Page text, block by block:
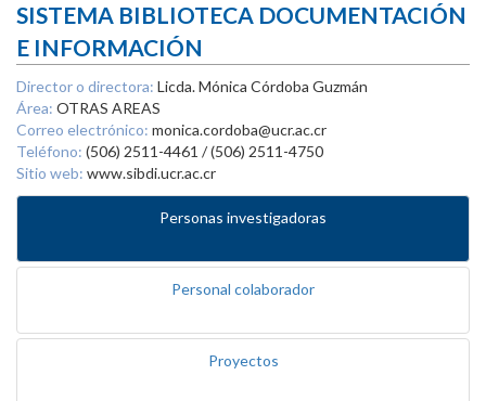
SISTEMA BIBLIOTECA DOCUMENTACIÓN
E INFORMACIÓN
Director o directora: Licda. Mónica Córdoba Guzmán
Área: OTRAS AREAS
Correo electrónico: monica.cordoba@ucr.ac.cr
Teléfono: (506) 2511-4461 / (506) 2511-4750
Sitio web: www.sibdi.ucr.ac.cr
Personas investigadoras
Personal colaborador
Proyectos